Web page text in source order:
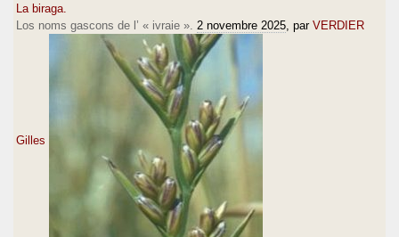
La biraga.
Los noms gascons de l’ « ivraie ». 2 novembre 2025 , par VERDIER
Gilles